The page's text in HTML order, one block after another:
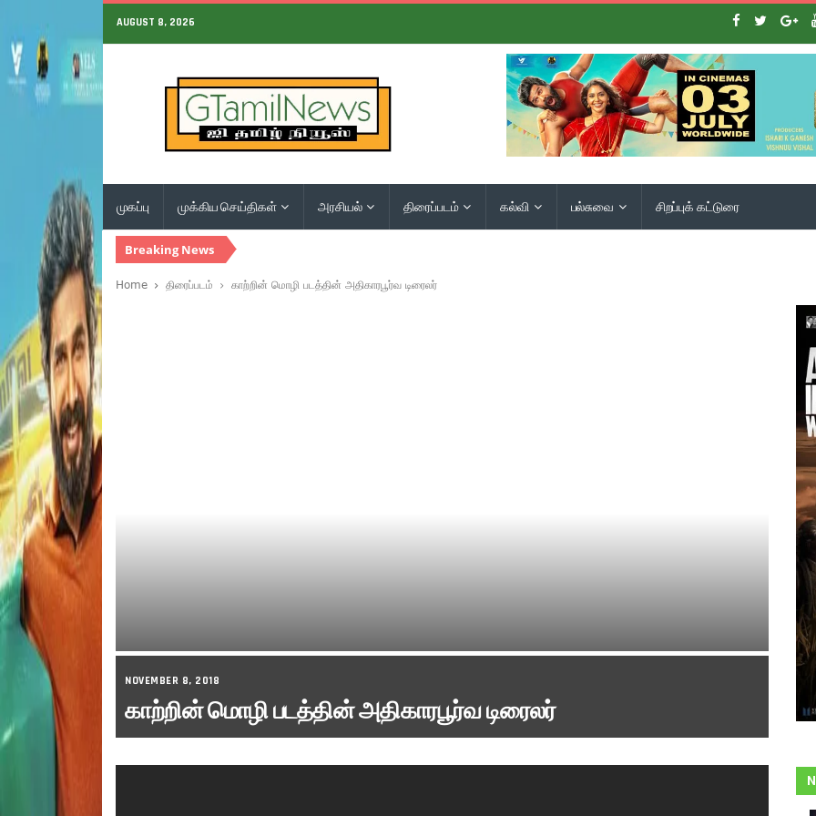
AUGUST 8, 2026
முகப்பு முக்கிய செய்திகள் அரசியல் திரைப்படம் கல்வி பல்சுவை சிறப்புக் கட்டுரை
Breaking News
Home திரைப்படம் காற்றின் மொழி படத்தின் அதிகாரபூர்வ டிரைலர்
NOVEMBER 8, 2018
காற்றின் மொழி படத்தின் அதிகாரபூர்வ டிரைலர்